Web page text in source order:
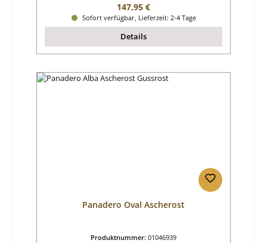
Regulärer Preis:
147,95 €
Sofort verfügbar, Lieferzeit: 2-4 Tage
Details
Panadero Oval Ascherost
Produktnummer: 01046939